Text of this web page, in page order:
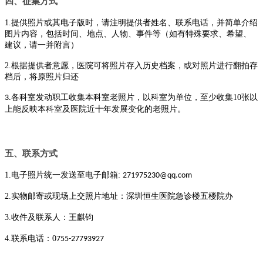
1.提供照片或其电子版时，请注明提供者姓名、联系电话，并简单介绍
图片内容，包括时间、地点、人物、事件等（如有特殊要求、希望、
建议，请一并附言）
2.根据提供者意愿，医院可将照片存入历史档案，或对照片进行翻拍存
档后，将原照片归还
3.各科室发动职工收集本科室老照片，以科室为单位，至少收集10张以
上能反映本科室及医院近十年发展变化的老照片。
五、联系方式
1.电子照片统一发送至电子邮箱: 271975230@qq.com
2.实物邮寄或现场上交照片地址： 深圳恒生医院急诊楼五楼院办
3.收件及联系人： 王麒钧
4.联系电话：0755-27793927